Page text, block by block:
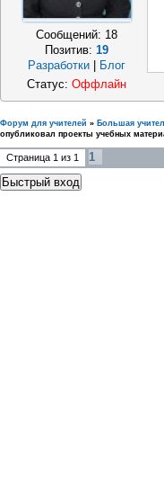
Сообщений: 18
Позитив: 19
Разработки
Блог
Статус: Оффлайн
Форум для учителей » Большая
опубликовал проекты учебных
Страница 1 из 1 1